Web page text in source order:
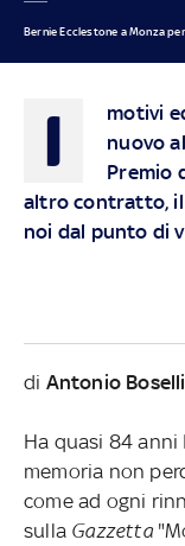
Bernie Ecclestone a Monza
I motivi
nuovo
Premio
altro contratto, il
noi dal punto di
di Antonio Boselli
Ha quasi 84 anni
memoria non
come ad ogni
sulla Gazzetta